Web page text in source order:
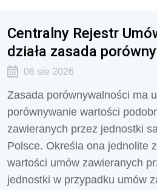
Centralny Rejestr
działa zasada
06 sie 2026
Zasada porównywalności ma
porównywanie wartości
zawieranych przez jednostki
Polsce. Określa ona jednolite
wartości umów zawieranych
jednostki w przypadku umów